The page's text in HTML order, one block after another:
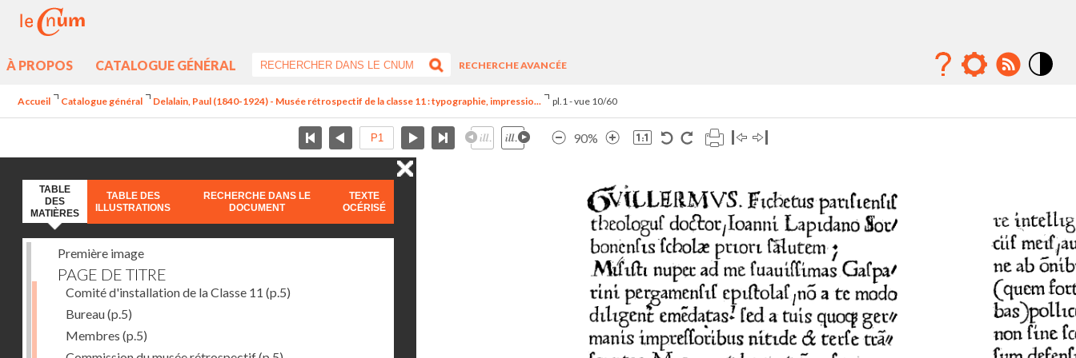
À PROPOS CATALOGUE GÉNÉRAL
RECHERCHE AVANCÉE
Accueil Catalogue général Delalain, Paul (1840-1924) - Musée rétrospectif de la classe 11 : typographie, impressio... pl.1 - vue 10/60
90%
TABLE
DES
MATIÈRES
TABLE DES
ILLUSTRATIONS
RECHERCHE DANS LE
DOCUMENT
TEXTE
OCÉRISÉ
Première image
PAGE DE TITRE
Comité d'installation de la Classe 11 (p.5)
Bureau(p.5)
Membres (p.5)